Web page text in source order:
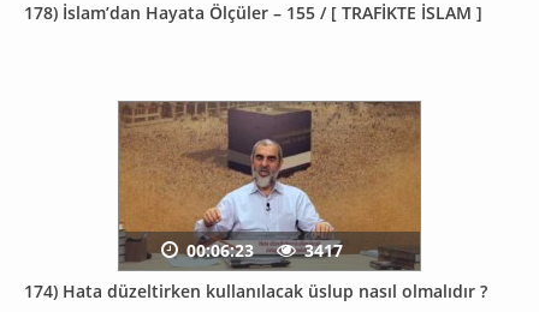
178) İslam’dan Hayata Ölçüler – 155 / [ TRAFİKTE İSLAM ]
174) Hata düzeltirken kullanılacak üslup nasıl olmalıdır ?
00:06:23 3417